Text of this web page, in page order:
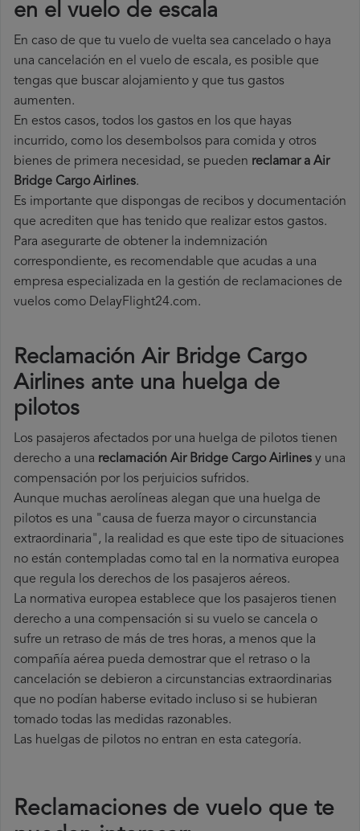
en el vuelo de escala
En caso de que tu vuelo de vuelta sea cancelado o haya
una cancelación en el vuelo de escala, es posible que
tengas que buscar alojamiento y que tus gastos
aumenten.
En estos casos, todos los gastos en los que hayas
incurrido, como los desembolsos para comida y otros
bienes de primera necesidad, se pueden reclamar a Air
Bridge Cargo Airlines.
Es importante que dispongas de recibos y documentación
que acrediten que has tenido que realizar estos gastos.
Para asegurarte de obtener la indemnización
correspondiente, es recomendable que acudas a una
empresa especializada en la gestión de reclamaciones de
vuelos como DelayFlight24.com.
Reclamación Air Bridge Cargo
Airlines ante una huelga de
pilotos
Los pasajeros afectados por una huelga de pilotos tienen
derecho a una reclamación Air Bridge Cargo Airlines y una
compensación por los perjuicios sufridos.
Aunque muchas aerolíneas alegan que una huelga de
pilotos es una "causa de fuerza mayor o circunstancia
extraordinaria", la realidad es que este tipo de situaciones
no están contempladas como tal en la normativa europea
que regula los derechos de los pasajeros aéreos.
La normativa europea establece que los pasajeros tienen
derecho a una compensación si su vuelo se cancela o
sufre un retraso de más de tres horas, a menos que la
compañía aérea pueda demostrar que el retraso o la
cancelación se debieron a circunstancias extraordinarias
que no podían haberse evitado incluso si se hubieran
tomado todas las medidas razonables.
Las huelgas de pilotos no entran en esta categoría.
Reclamaciones de vuelo que te